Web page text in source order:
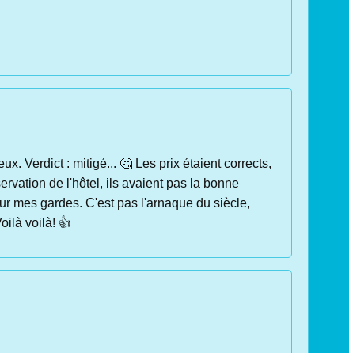
Verdict : mitigé... 🤔 Les prix étaient corrects,
de l'hôtel, ils avaient pas la bonne
mes gardes. C'est pas l'arnaque du siècle,
voilà! 👍